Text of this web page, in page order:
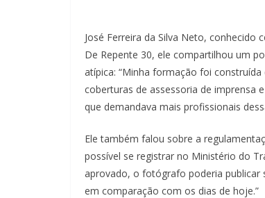
José Ferreira da Silva Neto,
De Repente 30, ele compartilhou um
atípica: “Minha formação foi
coberturas de assessoria de imprensa
que demandava mais profissionais
Ele também falou sobre a
possível se registrar no Ministério do
aprovado, o fotógrafo poderia publicar
em comparação com os dias de hoje.”